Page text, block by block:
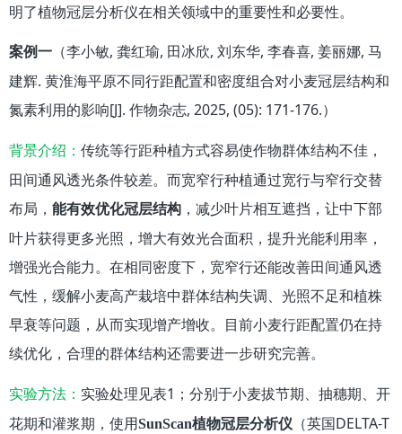
明了植物冠层分析仪在相关领域中的重要性和必要性。
案例一 （李小敏, 龚红瑜, 田冰欣, 刘东华, 李春喜, 姜丽娜, 马
建辉. 黄淮海平原不同行距配置和密度组合对小麦冠层结构和
氮素利用的影响[J]. 作物杂志, 2025, (05): 171-176.）
背景介绍： 传统等行距种植方式容易使作物群体结构不佳，
田间通风透光条件较差。而宽窄行种植通过宽行与窄行交替
布局， 能有效优化冠层结构 ，减少叶片相互遮挡，让中下部
叶片获得更多光照，增大有效光合面积，提升光能利用率，
增强光合能力。在相同密度下，宽窄行还能改善田间通风透
气性，缓解小麦高产栽培中群体结构失调、光照不足和植株
早衰等问题，从而实现增产增收。目前小麦行距配置仍在持
续优化，合理的群体结构还需要进一步研究完善。
实验方法： 实验处理见表1；分别于小麦拔节期、抽穗期、开
花期和灌浆期，使用SunScan植物冠层分析仪
（英国DELTA-T